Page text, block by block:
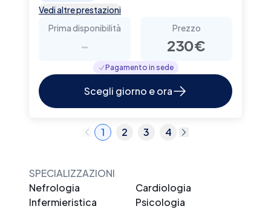
Vedi altre prestazioni
Prima disponibilità
-
Prezzo
230€
Pagamento in sede
Scegli giorno e ora
1 2 3 4
SPECIALIZZAZIONI
Nefrologia
Cardiologia
Infermieristica
Psicologia